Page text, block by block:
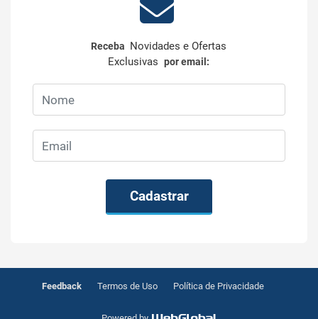
Receba Novidades e Ofertas
Exclusivaspor email:
Cadastrar
Feedback Termos de Uso Política de Privacidade